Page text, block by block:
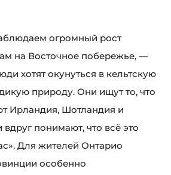
огромный рост
на Восточное побережье, —
хотят окунуться в кельтскую
природу. Они ищут то, что
Ирландия, Шотландия и
понимают, что всё это
Для жителей Онтарио
особенно